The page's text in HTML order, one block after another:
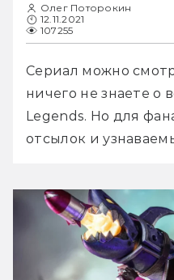
Олег Поторокин
12.11.2021
107255
Сериал можно
ничего не знаете о
Legends. Но для
отсылок и